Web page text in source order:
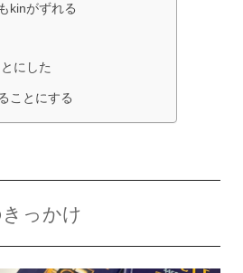
kinがずれる
にした
ことにする
っかけ